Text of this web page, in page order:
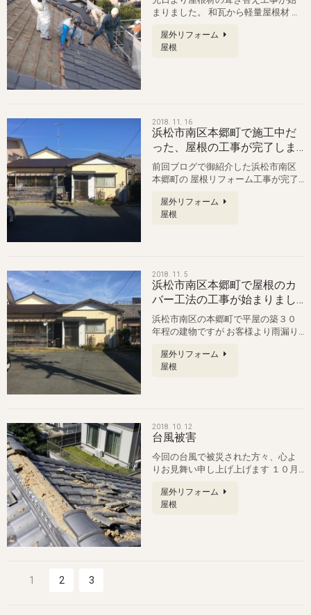
まりました。 和瓦から軽量屋根材 ル
屋外リフォーム
屋根
2018. 11. 16
浜松市南区本郷町で施工中だ
った、屋根の工事が完了しま
した。
前回ブログで御紹介した浜松市南区
本郷町の 屋根リフォーム工事が完了
屋外リフォーム
屋根
2018. 11. 5
浜松市南区本郷町で屋根のカ
バー工法の工事が始まりまし
た。
浜松市南区の本郷町で平屋の築３０
年程の建物ですが お客様より雨漏り
が…屋外リフォーム
屋根
2018. 10. 12
台風被害
今回の台風で被災された方々、心よ
りお見舞い申し上げ上げます １０月
屋外リフォーム
屋根
1 2 3